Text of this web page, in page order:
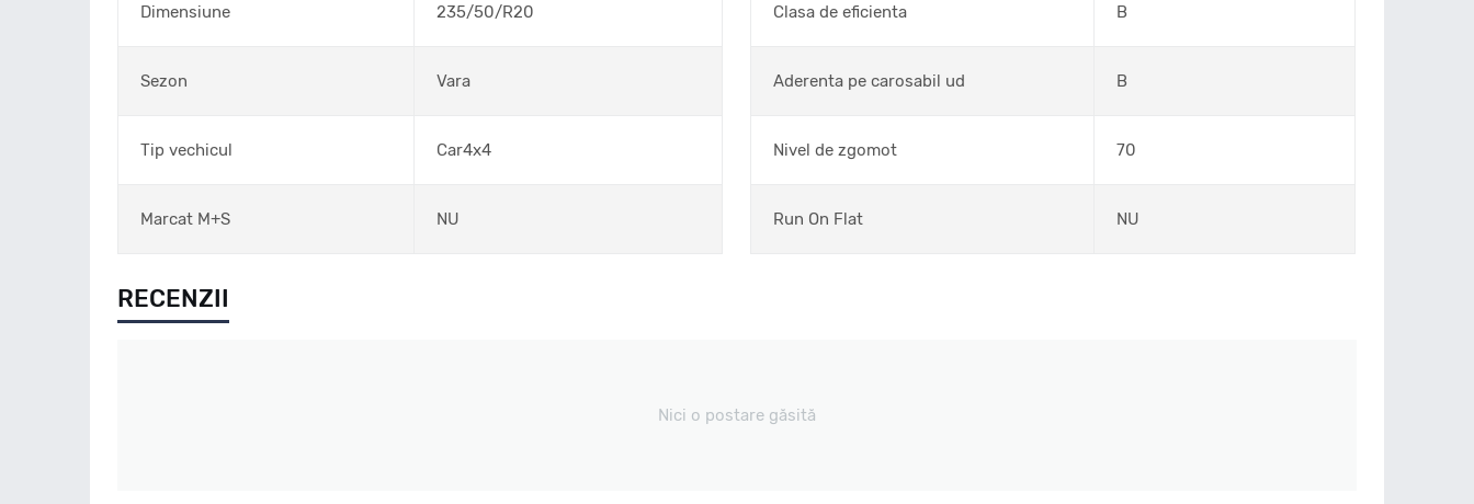
Dimensiune 235/50/R20
Sezon Vara
Tip vechicul Car4x4
Marcat M+S NU
Clasa de eficienta B
Aderenta pe carosabil ud B
Nivel de zgomot 70
Run On Flat NU
RECENZII
Nici o postare găsită